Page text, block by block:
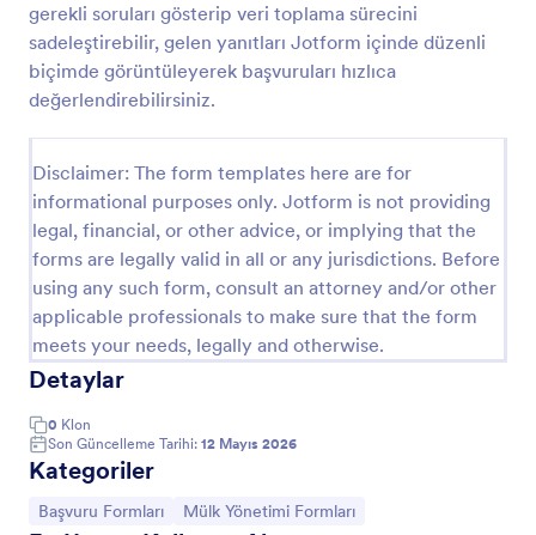
gerekli soruları gösterip veri toplama sürecini
sadeleştirebilir, gelen yanıtları Jotform içinde düzenli
biçimde görüntüleyerek başvuruları hızlıca
değerlendirebilirsiniz.
Disclaimer: The form templates here are for
informational purposes only. Jotform is not providing
legal, financial, or other advice, or implying that the
forms are legally valid in all or any jurisdictions. Before
using any such form, consult an attorney and/or other
applicable professionals to make sure that the form
meets your needs, legally and otherwise.
Detaylar
0 Klon
Son Güncelleme Tarihi: 12 Mayıs 2026
Kategoriler
Kategoriye git:
Başvuru Formları Kategoriye git:
Mülk Yönetimi Formları
Emlak Bilgi Formu
Emlakçı ve ev sahibi arasında ev satışını
kolaylaştırmak için hazırlanmıştır. Ev bilgileri, ücret ve
Go to Category:
Emlak Formları
Şablon Kullan
Önizleme